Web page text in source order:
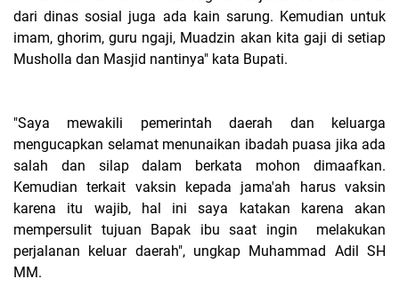
dari dinas sosial juga ada kain sarung. Kemudian untuk
imam, ghorim, guru ngaji, Muadzin akan kita gaji di setiap
Musholla dan Masjid nantinya" kata Bupati.
"Saya mewakili pemerintah daerah dan keluarga
mengucapkan selamat menunaikan ibadah puasa jika ada
salah dan silap dalam berkata mohon dimaafkan.
Kemudian terkait vaksin kepada jama'ah harus vaksin
karena itu wajib, hal ini saya katakan karena akan
mempersulit tujuan Bapak ibu saat ingin melakukan
perjalanan keluar daerah", ungkap Muhammad Adil SH
MM.